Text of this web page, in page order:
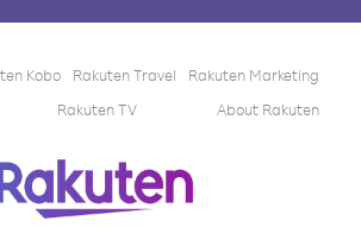
Kobo Rakuten Travel
Rakuten Marketing
Rakuten TV About Rakuten